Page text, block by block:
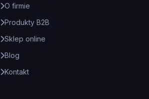
O firmie
Produkty B2B
Sklep online
Blog
Kontakt